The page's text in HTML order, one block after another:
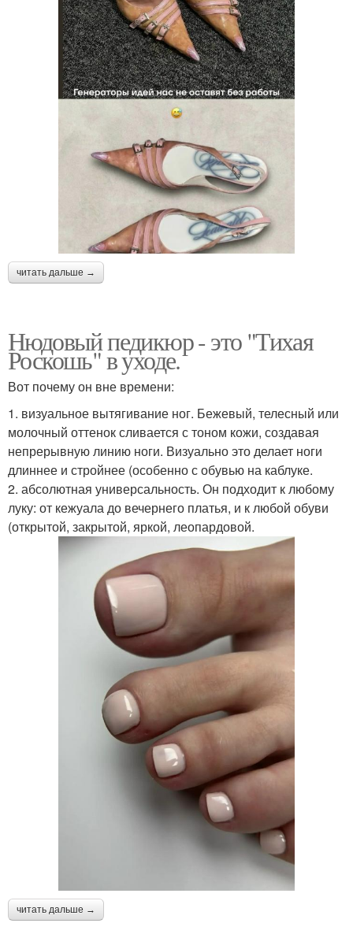
читать дальше →
Нюдовый педикюр - это "Тихая
Роскошь" в уходе.
Вот почему он вне времени:
1. визуальное вытягивание ног. Бежевый, телесный или
молочный оттенок сливается с тоном кожи, создавая
непрерывную линию ноги. Визуально это делает ноги
длиннее и стройнее (особенно с обувью на каблуке.
2. абсолютная универсальность. Он подходит к любому
луку: от кежуала до вечернего платья, и к любой обуви
(открытой, закрытой, яркой, леопардовой.
читать дальше →